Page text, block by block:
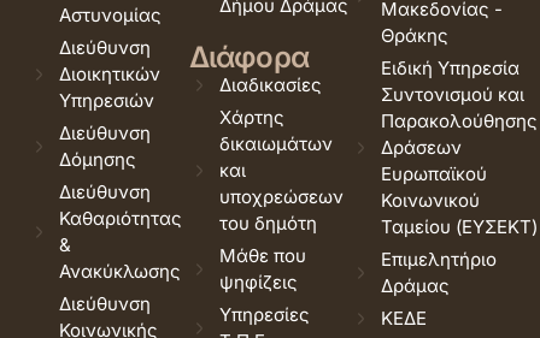
Αστυνομίας
Διεύθυνση
Διοικητικών
Υπηρεσιών
Διεύθυνση
Δόμησης
Διεύθυνση
Καθαριότητας
&
Ανακύκλωσης
Διεύθυνση
Κοινωνικής
Δήμου Δράμας
Διάφορα
Διαδικασίες
Χάρτης
δικαιωμάτων
και
υποχρεώσεων
του δημότη
Μάθε που
ψηφίζεις
Υπηρεσίες
Μακεδονίας -
Θράκης
Ειδική Υπηρεσία
Συντονισμού και
Παρακολούθησης
Δράσεων
Ευρωπαϊκού
Κοινωνικού
Ταμείου (ΕΥΣΕΚΤ)
Επιμελητήριο
Δράμας
ΚΕΔΕ